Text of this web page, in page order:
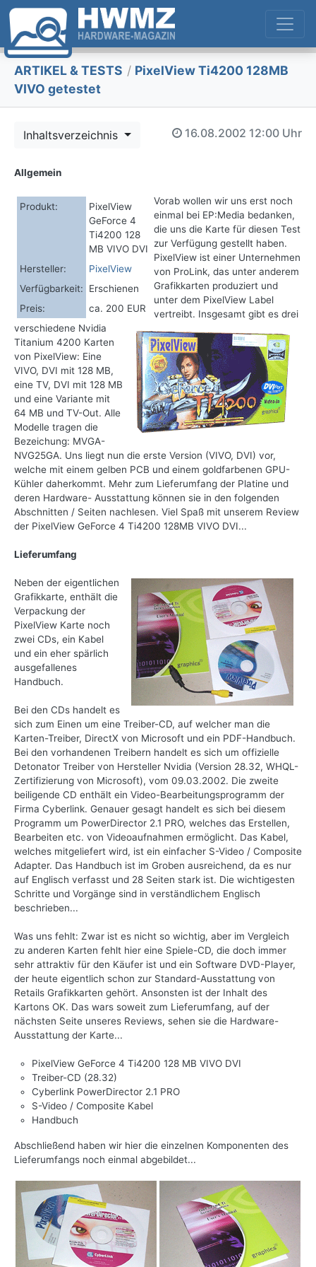
ARTIKEL & TESTS / PixelView Ti4200 128MB
VIVO getestet
Inhaltsverzeichnis 16.08.2002 12:00 Uhr
Allgemein
Produkt:
PixelView
GeForce 4
Ti4200 128
MB VIVO DVI
Hersteller:
PixelView
Verfügbarkeit:
Erschienen
Preis:
ca. 200 EUR
Vorab wollen wir uns erst noch
einmal bei EP:Media bedanken,
die uns die Karte für diesen Test
zur Verfügung gestellt haben.
PixelView ist einer Unternehmen
von ProLink, das unter anderem
Grafikkarten produziert und
unter dem PixelView Label
vertreibt. Insgesamt gibt es drei
verschiedene Nvidia
Titanium 4200 Karten
von PixelView: Eine
VIVO, DVI mit 128 MB,
eine TV, DVI mit 128 MB
und eine Variante mit
64 MB und TV-Out. Alle
Modelle tragen die
Bezeichung: MVGA-
NVG25GA. Uns liegt nun die erste Version (VIVO, DVI) vor,
welche mit einem gelben PCB und einem goldfarbenen GPU-
Kühler daherkommt. Mehr zum Lieferumfang der Platine und
deren Hardware- Ausstattung können sie in den folgenden
Abschnitten / Seiten nachlesen. Viel Spaß mit unserem Review
der PixelView GeForce 4 Ti4200 128MB VIVO DVI...
Lieferumfang
Neben der eigentlichen
Grafikkarte, enthält die
Verpackung der
PixelView Karte noch
zwei CDs, ein Kabel
und ein eher spärlich
ausgefallenes
Handbuch.
Bei den CDs handelt es
sich zum Einen um eine Treiber-CD, auf welcher man die
Karten-Treiber, DirectX von Microsoft und ein PDF-Handbuch.
Bei den vorhandenen Treibern handelt es sich um offizielle
Detonator Treiber von Hersteller Nvidia (Version 28.32, WHQL-
Zertifizierung von Microsoft), vom 09.03.2002. Die zweite
beiligende CD enthält ein Video-Bearbeitungsprogramm der
Firma Cyberlink. Genauer gesagt handelt es sich bei diesem
Programm um PowerDirector 2.1 PRO, welches das Erstellen,
Bearbeiten etc. von Videoaufnahmen ermöglicht. Das Kabel,
welches mitgeliefert wird, ist ein einfacher S-Video / Composite
Adapter. Das Handbuch ist im Groben ausreichend, da es nur
auf Englisch verfasst und 28 Seiten stark ist. Die wichtigesten
Schritte und Vorgänge sind in verständlichem Englisch
beschrieben...
Was uns fehlt: Zwar ist es nicht so wichtig, aber im Vergleich
zu anderen Karten fehlt hier eine Spiele-CD, die doch immer
sehr attraktiv für den Käufer ist und ein Software DVD-Player,
der heute eigentlich schon zur Standard-Ausstattung von
Retails Grafikkarten gehört. Ansonsten ist der Inhalt des
Kartons OK. Das wars soweit zum Lieferumfang, auf der
nächsten Seite unseres Reviews, sehen sie die Hardware-
Ausstattung der Karte...
PixelView GeForce 4 Ti4200 128 MB VIVO DVI
Treiber-CD (28.32)
Cyberlink PowerDirector 2.1 PRO
S-Video / Composite Kabel
Handbuch
Abschließend haben wir hier die einzelnen Komponenten des
Lieferumfangs noch einmal abgebildet...